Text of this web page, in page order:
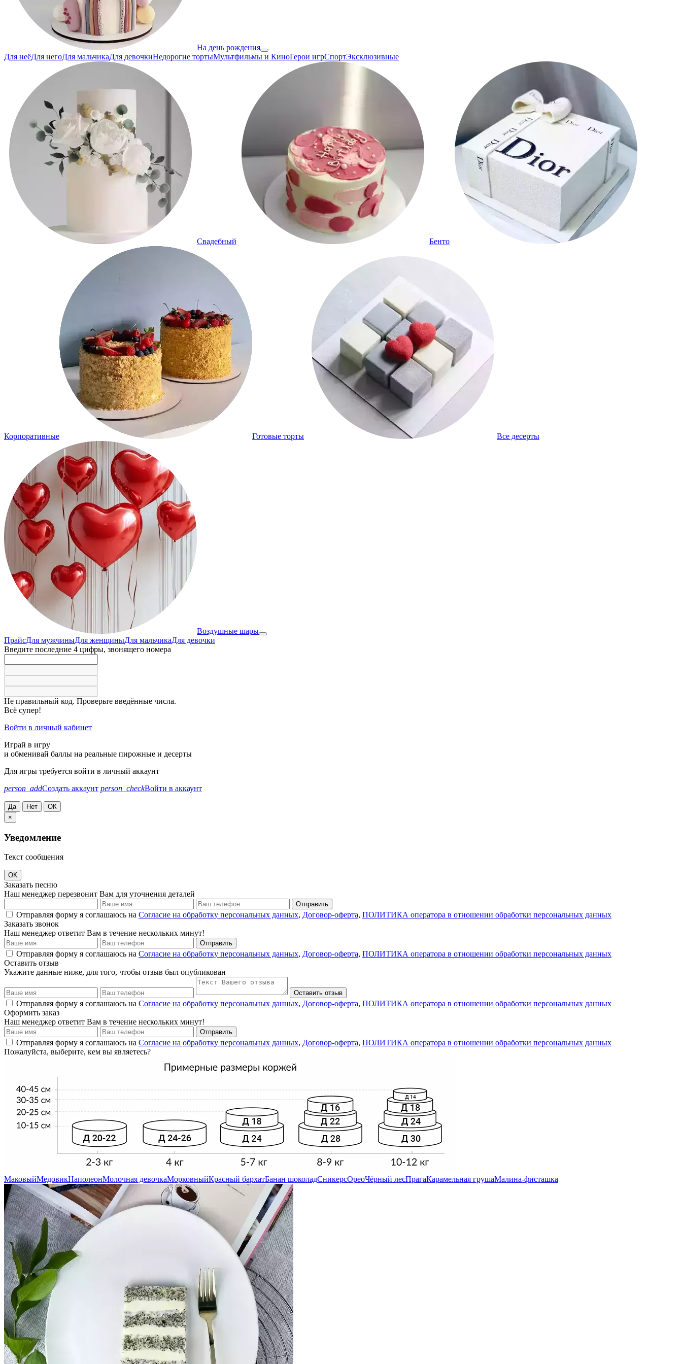
На день рождения
Для неёДля негоДля мальчикаДля девочкиНедорогие тортыМультфильмы и КиноГерои игрСпортЭксклюзивные
Свадебный Бенто
Корпоративные Готовые торты Все десерты
Воздушные шары
ПрайсДля мужчиныДля женщиныДля мальчикаДля девочки
Введите последние 4 цифры, звонящего номера
Не правильный код. Проверьте введённые числа.
Всё супер!
Войти в личный кабинет
Играй в игру
и обменивай баллы на реальные пирожные и десерты
Для игры требуется войти в личный аккаунт
person_addСоздать аккаунт person_checkВойти в аккаунт
Да Нет
ОК
×
Уведомление
Текст сообщения
ОК
Заказать песню
Наш менеджер перезвонит Вам для уточнения деталей
Отправить
Отправляя форму я соглашаюсь на Согласие на обработку персональных данных, Договор-оферта, ПОЛИТИКА оператора в отношении обработки персональных данных
Заказать звонок
Наш менеджер ответит Вам в течение нескольких минут!
Отправить
Отправляя форму я соглашаюсь на Согласие на обработку персональных данных, Договор-оферта, ПОЛИТИКА оператора в отношении обработки персональных данных
Оставить отзыв
Укажите данные ниже, для того, чтобы отзыв был опубликован
Оставить отзыв
Отправляя форму я соглашаюсь на Согласие на обработку персональных данных, Договор-оферта, ПОЛИТИКА оператора в отношении обработки персональных данных
Оформить заказ
Наш менеджер ответит Вам в течение нескольких минут!
Отправить
Отправляя форму я соглашаюсь на Согласие на обработку персональных данных, Договор-оферта, ПОЛИТИКА оператора в отношении обработки персональных данных
Пожалуйста, выберите, кем вы являетесь?
МаковыйМедовикНаполеонМолочная девочкаМорковныйКрасный бархатБанан шоколадСникерсОреоЧёрный лесПрагаКарамельная грушаМалина-фисташка